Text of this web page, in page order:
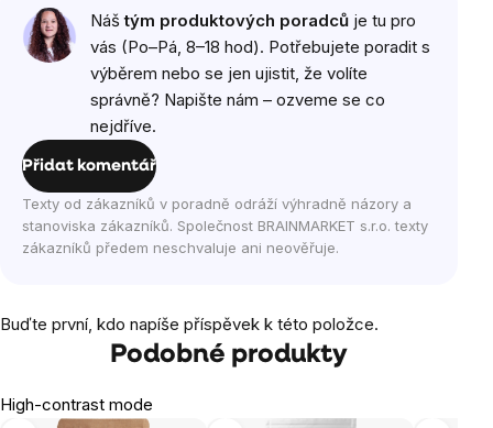
Náštým produktových poradců je tu pro
vás (Po–Pá, 8–18 hod). Potřebujete poradit s
výběrem nebo se jen ujistit, že volíte
správně? Napište nám – ozveme se co
nejdříve.
Přidat komentář
Texty od zákazníků v poradně odráží výhradně názory a
stanoviska zákazníků. Společnost BRAINMARKET s.r.o. texty
zákazníků předem neschvaluje ani neověřuje.
Buďte první, kdo napíše příspěvek k této položce.
Podobné produkty
High-contrast mode